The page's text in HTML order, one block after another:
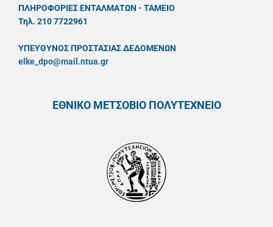
ΠΛΗΡΟΦΟΡΙΕΣ ΕΝΤΑΛΜΑΤΩΝ - ΤΑΜΕΙΟ
Τηλ. 210 7722961
ΥΠΕΥΘYΝΟΣ ΠΡΟΣΤΑΣΙΑΣ ΔΕΔΟΜΕΝΩΝ
elke_dpo@mail.ntua.gr
ΕΘΝΙΚΟ ΜΕΤΣΟΒΙΟ ΠΟΛΥΤΕΧΝΕΙΟ